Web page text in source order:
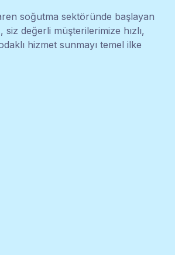
soğutma sektöründe başlayan
siz değerli müşterilerimize hızlı,
hizmet sunmayı temel ilke